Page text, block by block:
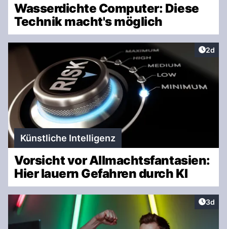
Wasserdichte Computer: Diese
Technik macht's möglich
2d
Künstliche Intelligenz
Vorsicht vor Allmachtsfantasien:
Hier lauern Gefahren durch KI
3d